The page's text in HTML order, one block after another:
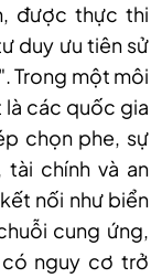
được thực thi
duy ưu tiên sử
Trong một môi
là các quốc gia
chọn phe, sự
chính và an
nối như biển
cung ứng,
nguy cơ trở